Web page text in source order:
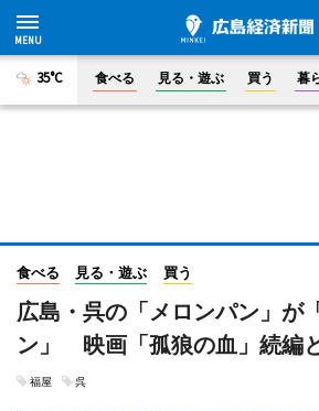
35°C 食べる 見る・遊ぶ 買う 暮
食べる 見る・遊ぶ 買う
広島・呉の「メロンパン」が
ン」 映画「孤狼の血」続編
福屋 呉